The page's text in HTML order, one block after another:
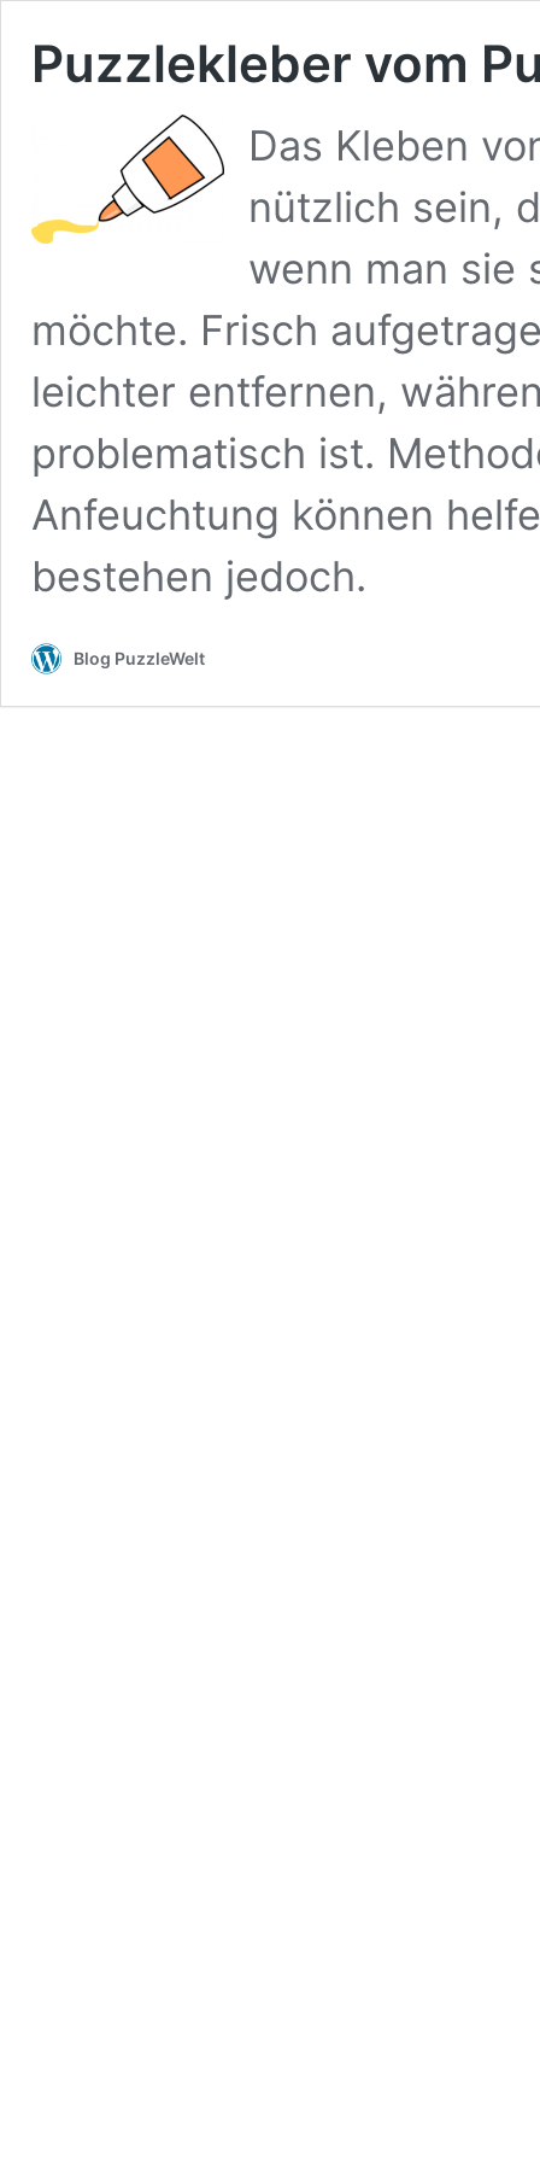
Puzzlekleber vom
Das Kleben
nützlich sein,
wenn man sie
möchte. Frisch
leichter entfernen,
problematisch ist.
Anfeuchtung können
bestehen jedoch.
Blog PuzzleWelt